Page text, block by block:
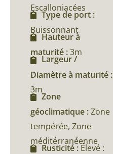
Escalloniacées
Type de port :
Buissonnant
Hauteur à
maturité :3m
Largeur /
Diamètre à maturité :
3m
Zone
géoclimatique :Zone
tempérée, Zone
méditérranéenne
Rusticité : Élevé :